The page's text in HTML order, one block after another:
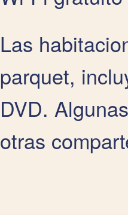
Las
parquet,
DVD.
otras